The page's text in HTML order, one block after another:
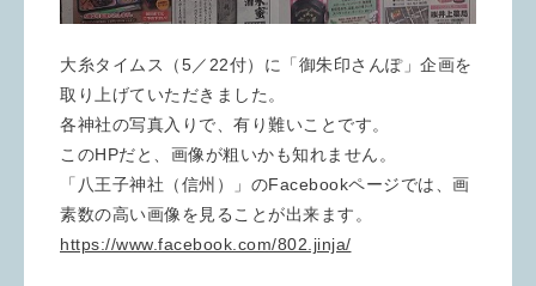
大糸タイムス（5／22付）に「御朱印さんぽ」企画を
取り上げていただきました。
各神社の写真入りで、有り難いことです。
このHPだと、画像が粗いかも知れません。
「八王子神社（信州）」のFacebookページでは、画
素数の高い画像を見ることが出来ます。
https://www.facebook.com/802.jinja/